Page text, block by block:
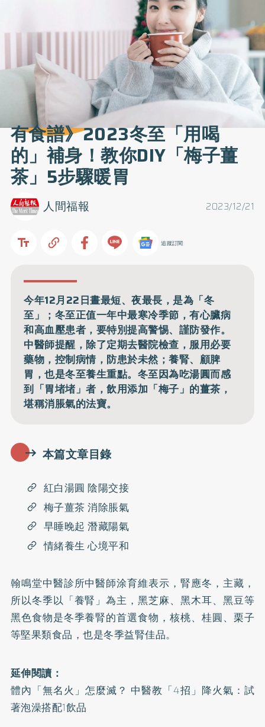
有食譜》2023冬至「用喝
的」補身！教你DIY「梅子薑
茶」5步驟暖胃
2023/12/21
人間福報
追蹤訂閱
今年12月22日晝最短、夜最長，是為「冬
至」；冬至正值一年中最寒冷季節，有心臟病
和高血壓患者，要特別提高警惕、謹防發作。
中醫師提醒，除了定期去醫院檢查，服用必要
藥物，控制病情，防患於未然；養腎、顧脾
胃，也是冬至養生重點。冬至因為吃湯圓而感
到「胃堵堵」者，飲用添加「梅子」的薑茶，
堪稱消脹氣的法寶。
本篇文章目錄
紅白湯圓 陰陽交接
梅子薑茶 消除脹氣
早睡晚起 潛藏陽氣
情緒養生 心境平和
翰鳴堂中醫診所中醫師涂育維表示，腎應冬，主藏，
所以冬季以「養腎」為主，黑芝麻、黑木耳、黑豆等
黑色食物是冬季養腎的首選食物，核桃、桂圓、栗子
等堅果類食品，也是冬季益腎佳品。
延伸閱讀：
體內「無名火」怎麼滅？ 中醫教「4招」降火氣：試
著泡澡搭配1飲品